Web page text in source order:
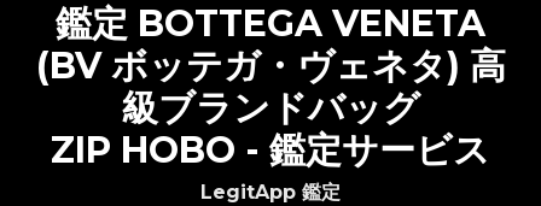
LegitApp 鑑定
鑑定 BOTTEGA VENETA
(BV ボッテガ・ヴェネタ) 高
級ブランドバッグ
ZIP HOBO - 鑑定サービス